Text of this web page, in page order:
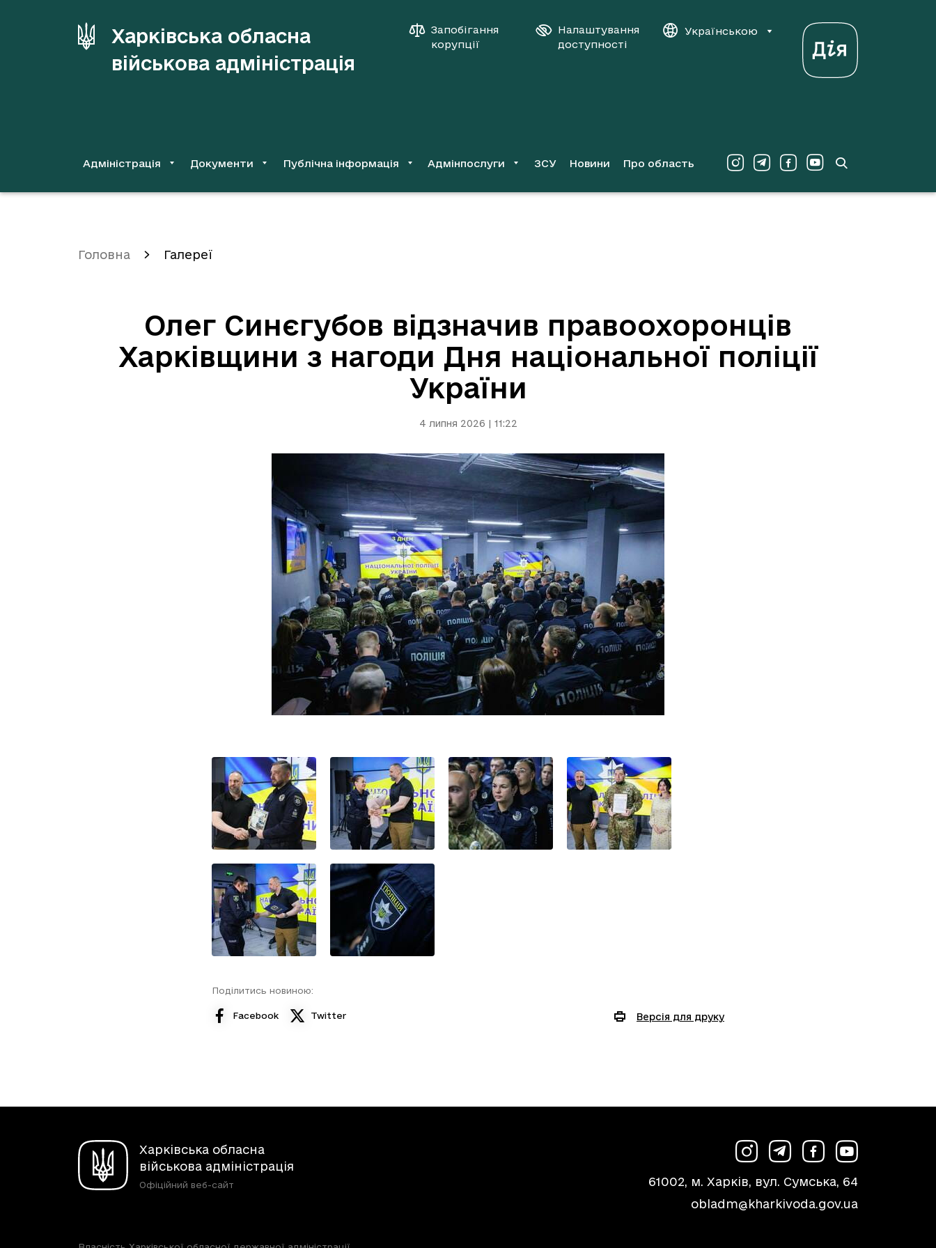
Харківська обласна
військова адміністрація
Запобігання
корупції
Налаштування
доступності
Українською
Адміністрація Документи Публічна інформація Адмінпослуги ЗСУ Новини Про область
Головна Галереї
Олег Синєгубов відзначив правоохоронців
Харківщини з нагоди Дня національної поліції
України
4 липня 2026 | 11:22
Поділитись новиною:
Facebook Twitter Версія для друку
Харківська обласна
військова адміністрація
Офіційний веб-сайт
61002, м. Харків, вул. Сумська, 64
obladm@kharkivoda.gov.ua